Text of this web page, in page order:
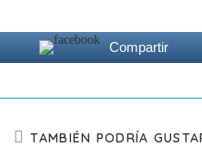
Compartir
TAMBIÉN PODRÍA